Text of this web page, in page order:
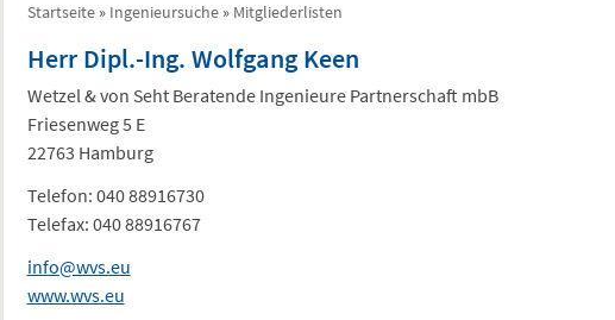
Sie sind hier
Startseite » Ingenieursuche » Mitgliederlisten
Herr Dipl.-Ing. Wolfgang Keen
Wetzel & von Seht Beratende Ingenieure Partnerschaft mbB
Friesenweg 5 E
22763 Hamburg
Telefon: 040 88916730
Telefax: 040 88916767
info@wvs.eu
www.wvs.eu